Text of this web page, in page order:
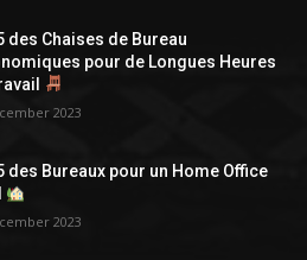
des Chaises de Bureau
pour de Longues Heures
2023
des Bureaux pour un Home Office
2023